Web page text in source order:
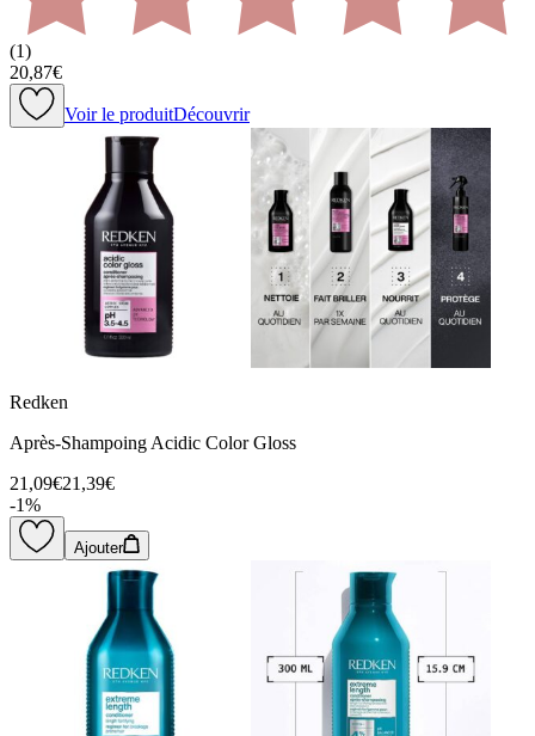
(1)
20,87€
Voir le produitDécouvrir
Redken
Après-Shampoing Acidic Color Gloss
21,09€21,39€
-1%
Ajouter